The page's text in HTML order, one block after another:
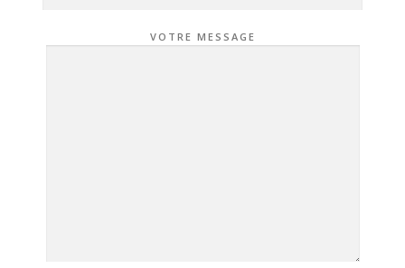
VOTRE MESSAGE